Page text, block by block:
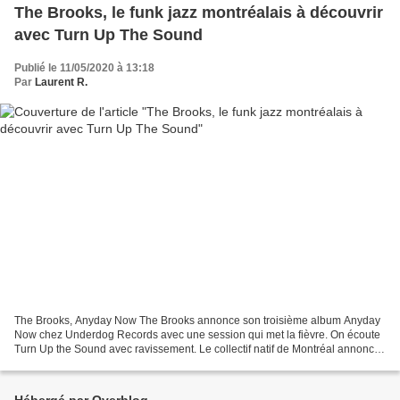
The Brooks, le funk jazz montréalais à découvrir
avec Turn Up The Sound
Publié le 11/05/2020 à 13:18
Par Laurent R.
The Brooks, Anyday Now The Brooks annonce son troisième album Anyday
Now chez Underdog Records avec une session qui met la fièvre. On écoute
Turn Up the Sound avec ravissement. Le collectif natif de Montréal annonce